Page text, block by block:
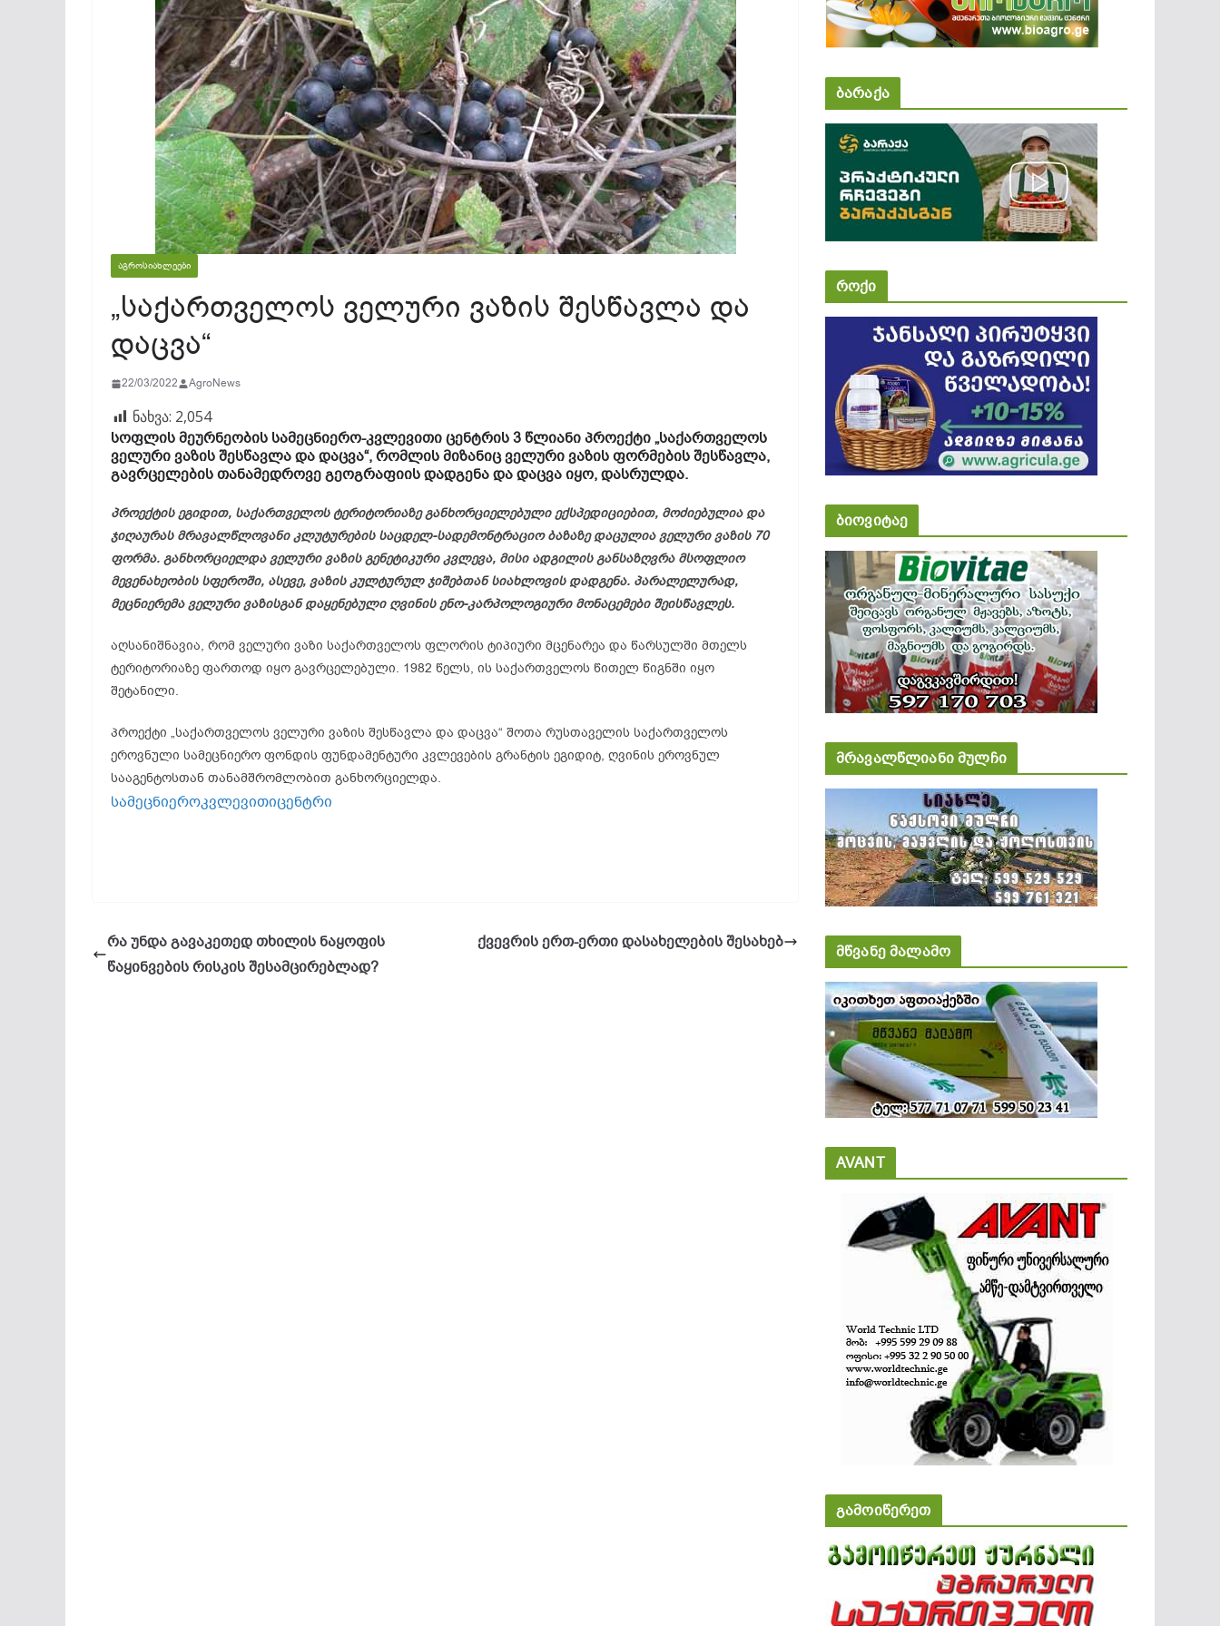
ᲐᲒᲠᲝᲡᲘᲐᲮᲚᲔᲔᲑᲘ
„საქართველოს ველური ვაზის შესწავლა და
დაცვა“
22/03/2022 AgroNews
ნახვა: 2,054
სოფლის მეურნეობის სამეცნიერო-კვლევითი ცენტრის 3 წლიანი პროექტი „საქართველოს
ველური ვაზის შესწავლა და დაცვა“, რომლის მიზანიც ველური ვაზის ფორმების შესწავლა,
გავრცელების თანამედროვე გეოგრაფიის დადგენა და დაცვა იყო, დასრულდა.
პროექტის ეგიდით, საქართველოს ტერიტორიაზე განხორციელებულიექსპედიციებით, მოძიებულია და
ჯიღაურას მრავალწლოვანიკლუტურების საცდელ-სადემონტრაციობაზაზე დაცულია ველური ვაზის 70
ფორმა. განხორციელდა ველური ვაზის გენეტიკური კვლევა, მისი ადგილის განსაზღვრა მსოფლიო
მევენახეობის სფეროში, ასევე, ვაზის კულტურულ ჯიშებთან სიახლოვის დადგენა. პარალელურად,
მეცნიერემაველურივაზისგანდაყენებული ღვინისენო-კარპოლოგიურიმონაცემები შეისწავლეს.
აღსანიშნავია, რომ ველური ვაზი საქართველოს ფლორის ტიპიური მცენარეა და წარსულში მთელს
ტერიტორიაზე ფართოდ იყო გავრცელებული. 1982 წელს, ის საქართველოს წითელ წიგნში იყო
შეტანილი.
პროექტი „საქართველოს ველური ვაზის შესწავლა და დაცვა“ შოთა რუსთაველის საქართველოს
ეროვნული სამეცნიერო ფონდის ფუნდამენტური კვლევების გრანტის ეგიდიტ, ღვინის ეროვნულ
სააგენტოსთან თანამშრომლობით განხორციელდა.
სამეცნიეროკვლევითიცენტრი
რა უნდა გავაკეთედ თხილის ნაყოფის
წაყინვების რისკის შესამცირებლად?
ქვევრის ერთ-ერთი დასახელების შესახებ
ბარაქა
როქი
ბიოვიტაე
მრავალწლიანი მულჩი
მწვანე მალამო
AVANT
გამოიწერეთ